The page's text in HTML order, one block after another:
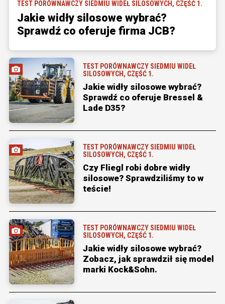
TEST PORÓWNAWCZY SIEDMIU WIDEŁ SILOSOWYCH, CZĘŚĆ 1.
Jakie widły silosowe wybrać?
Sprawdź co oferuje firma JCB?
TEST PORÓWNAWCZY SIEDMIU WIDEŁ
SILOSOWYCH, CZĘŚĆ 1.
Jakie widły silosowe wybrać?
Sprawdź co oferuje Bressel &
Lade D35?
TEST PORÓWNAWCZY SIEDMIU WIDEŁ
SILOSOWYCH, CZĘŚĆ 1.
Czy Fliegl robi dobre widły
silosowe? Sprawdziliśmy to w
teście!
TEST PORÓWNAWCZY SIEDMIU WIDEŁ
SILOSOWYCH, CZĘŚĆ 1.
Jakie widły silosowe wybrać?
Zobacz, jak sprawdził się model
marki Kock&Sohn.